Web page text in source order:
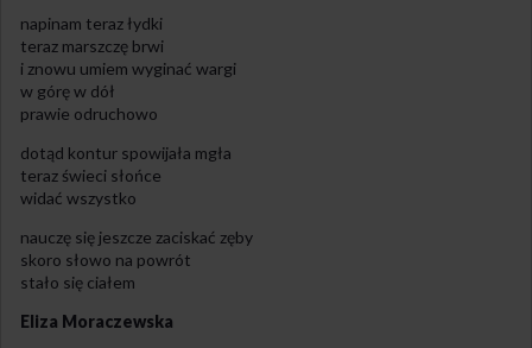
napinam teraz łydki
teraz marszczę brwi
i znowu umiem wyginać wargi
w górę w dół
prawie odruchowo
dotąd kontur spowijała mgła
teraz świeci słońce
widać wszystko
nauczę się jeszcze zaciskać zęby
skoro słowo na powrót
stało się ciałem
Eliza Moraczewska